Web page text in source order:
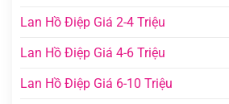
Lan Hồ Điệp Giá 2-4 Triệu
Lan Hồ Điệp Giá 4-6 Triệu
Lan Hồ Điệp Giá 6-10 Triệu